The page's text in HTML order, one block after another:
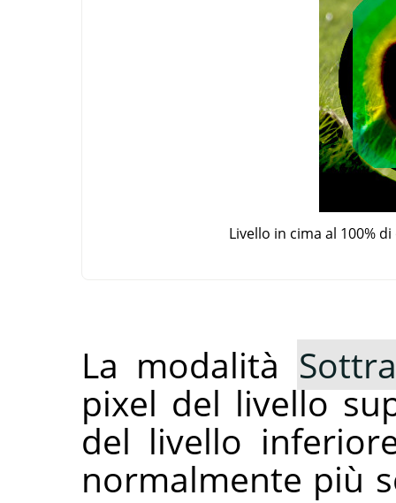
Livello in cima al 100%
La modalità
pixel del livello
del livello
normalmente più